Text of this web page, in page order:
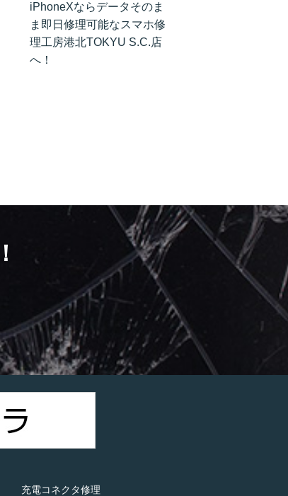
iPhoneXならデータそのま
ま即日修理可能なスマホ修
理工房港北TOKYU S.C.店
へ！
充電コネクタ修理